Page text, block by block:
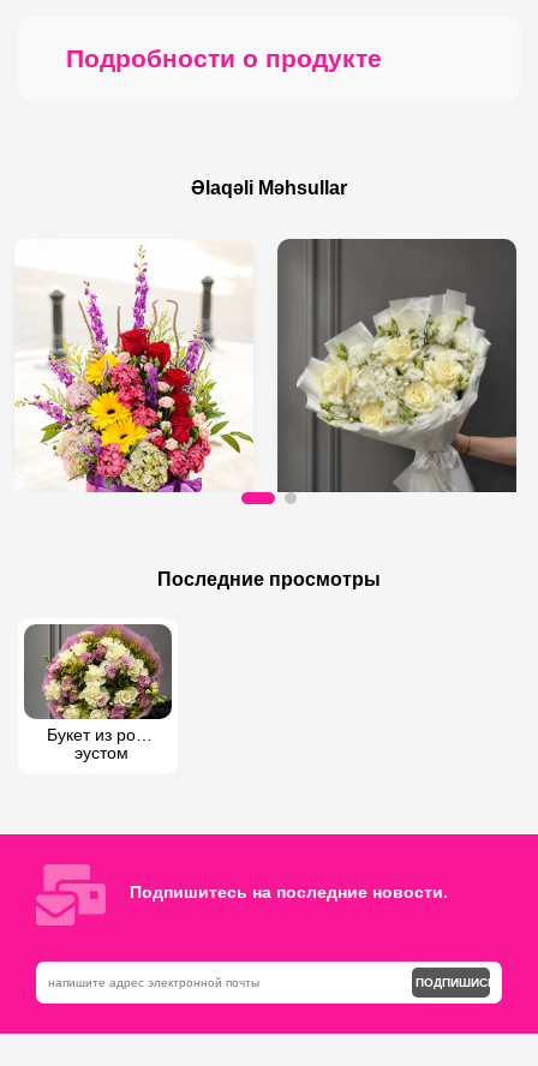
Подробности о продукте
Əlaqəli Məhsullar
Букет из роз и гербер Букет из эустом и роз
Последние просмотры
Букет из роз и
эустом
Подпишитесь на последние новости.
ПОДПИШИСЬ